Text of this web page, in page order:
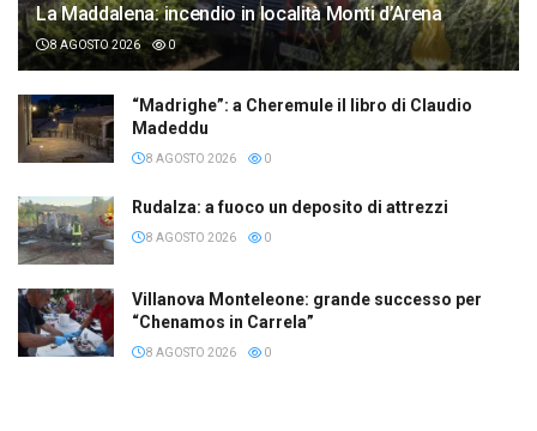
La Maddalena: incendio in località Monti d’Arena
8 AGOSTO 2026 0
“Madrighe”: a Cheremule il libro di Claudio
Madeddu
8 AGOSTO 2026 0
Rudalza: a fuoco un deposito di attrezzi
8 AGOSTO 2026 0
Villanova Monteleone: grande successo per
“Chenamos in Carrela”
8 AGOSTO 2026 0